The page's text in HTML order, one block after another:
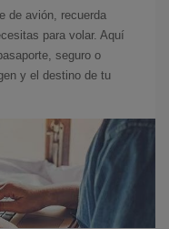
de avión, recuerda
para volar. Aquí
seguro o
y el destino de tu